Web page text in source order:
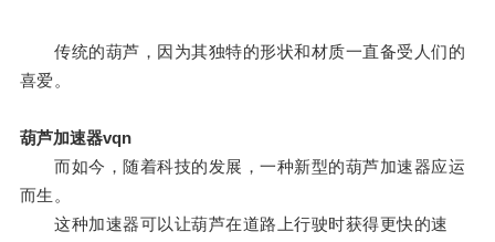
传统的葫芦，因为其独特的形状和材质一直备受人们的
喜爱。
葫芦加速器vqn
而如今，随着科技的发展，一种新型的葫芦加速器应运
而生。
这种加速器可以让葫芦在道路上行驶时获得更快的速